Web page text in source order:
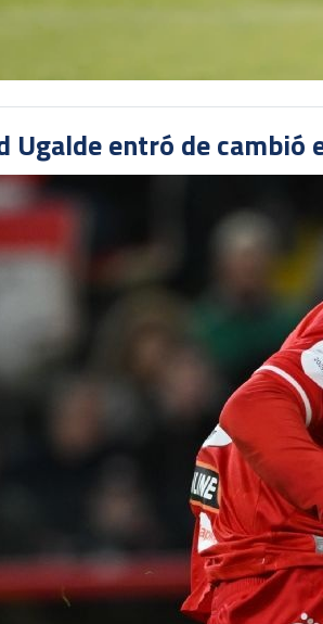
Ugalde entró de cambió